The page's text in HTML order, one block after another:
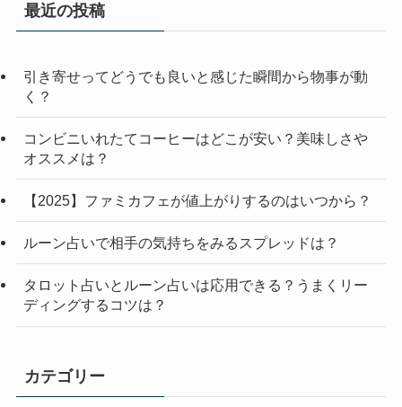
最近の投稿
引き寄せってどうでも良いと感じた瞬間から物事が動
く？
コンビニいれたてコーヒーはどこが安い？美味しさや
オススメは？
【2025】ファミカフェが値上がりするのはいつから？
ルーン占いで相手の気持ちをみるスプレッドは？
タロット占いとルーン占いは応用できる？うまくリー
ディングするコツは？
カテゴリー